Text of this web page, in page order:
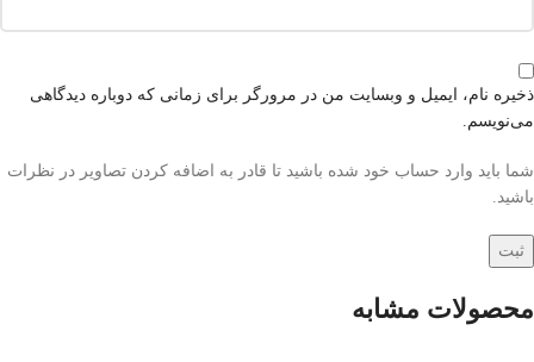
ذخیره نام، ایمیل و وبسایت من در مرورگر برای زمانی که دوباره دیدگاهی
می‌نویسم.
شما باید وارد حساب خود شده باشید تا قادر به اضافه کردن تصاویر در نظرات
باشید.
محصولات مشابه